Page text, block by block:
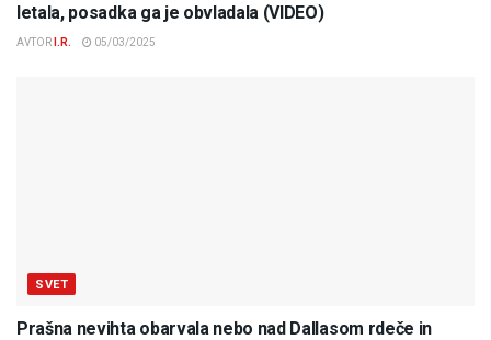
letala, posadka ga je obvladala (VIDEO)
AVTOR I.R. 05/03/2025
SVET
Prašna nevihta obarvala nebo nad Dallasom rdeče in